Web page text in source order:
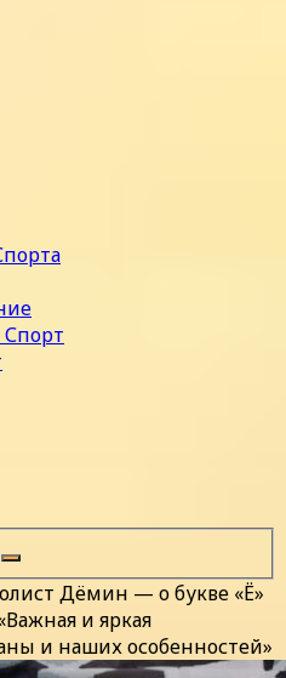
Дёмин — о букве «Ё»
и яркая
и наших особенностей»